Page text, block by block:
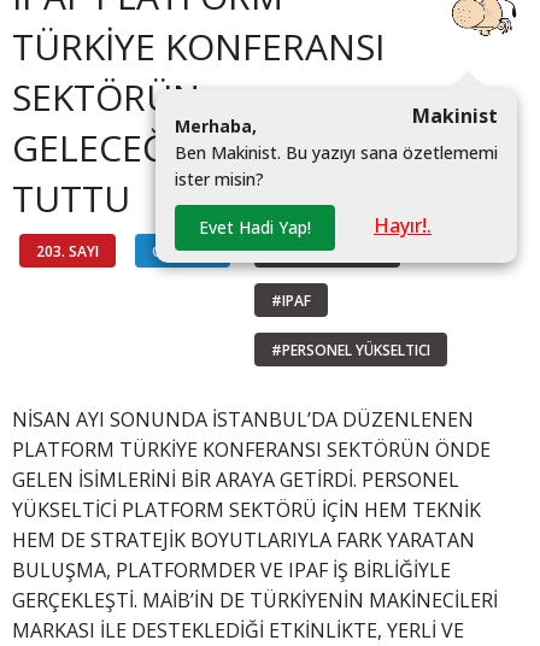
TÜRKİYE KONFERANSI
SEKTÖRÜN
GELECEĞİNE IŞIK
TUTTU
203. SAYI GÜNDEM #PLATFORMDER
#IPAF
#PERSONEL YÜKSELTICI
Makinist
Merhaba,
Ben Makinist. Bu yazıyı sana özetlememi
ister misin?
Evet Hadi Yap! Hayır!.
NİSAN AYI SONUNDA İSTANBUL’DA DÜZENLENEN
PLATFORM TÜRKİYE KONFERANSI SEKTÖRÜN ÖNDE
GELEN İSİMLERİNİ BİR ARAYA GETİRDİ. PERSONEL
YÜKSELTİCİ PLATFORM SEKTÖRÜ İÇİN HEM TEKNİK
HEM DE STRATEJİK BOYUTLARIYLA FARK YARATAN
BULUŞMA, PLATFORMDER VE IPAF İŞ BİRLİĞİYLE
GERÇEKLEŞTİ. MAİB’İN DE TÜRKİYENİN MAKİNECİLERİ
MARKASI İLE DESTEKLEDİĞİ ETKİNLİKTE, YERLİ VE